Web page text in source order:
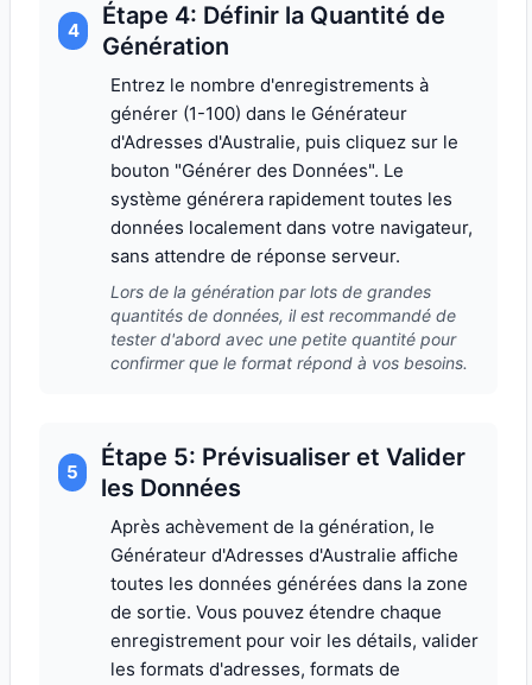
4
Étape 4: Définir la Quantité de
Génération
Entrez le nombre d'enregistrements à
générer (1-100) dans le Générateur
d'Adresses d'Australie, puis cliquez sur le
bouton "Générer des Données". Le
système générera rapidement toutes les
données localement dans votre navigateur,
sans attendre de réponse serveur.
Lors de la génération par lots de grandes
quantités de données, il est recommandé de
tester d'abord avec une petite quantité pour
confirmer que le format répond à vos besoins.
5
Étape 5: Prévisualiser et Valider
les Données
Après achèvement de la génération, le
Générateur d'Adresses d'Australie affiche
toutes les données générées dans la zone
de sortie. Vous pouvez étendre chaque
enregistrement pour voir les détails, valider
les formats d'adresses, formats de